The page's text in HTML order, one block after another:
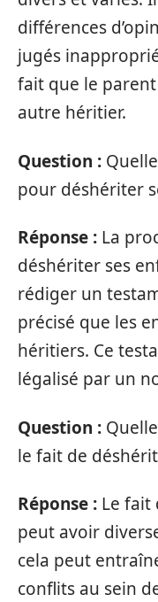
différences
jugés
fait que le
autre héritier.
Question :
pour déshériter
Réponse : La
déshériter ses
rédiger un
précisé que les
héritiers. Ce
légalisé par un
Question :
le fait de
Réponse : Le fait
peut avoir
cela peut
conflits au sein